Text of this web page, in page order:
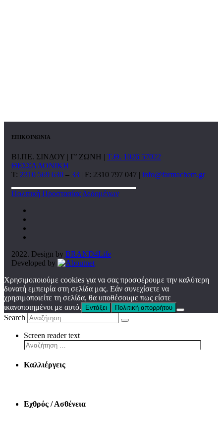
ΕΠΙΚΟΙΝΩΝΙΑ
ΒΙ.ΠΕ. ΣΙΝΔΟΥ | Γ’ ΖΩΝΗ | Τ.Θ. 1026 57022
ΘΕΣΣΑΛΟΝΙΚΗ
T: 2310 569 630 – 33 | F: 2310 797 047 | info@farmachem.gr
Πολιτική Προστασίας Δεδομένων
2022. Design by BRAND4Life
Developed by
Χρησιμοποιούμε cookies για να σας προσφέρουμε την καλύτερη
δυνατή εμπειρία στη σελίδα μας. Εάν συνεχίσετε να
χρησιμοποιείτε τη σελίδα, θα υποθέσουμε πως είστε
ικανοποιημένοι με αυτό.
Εντάξει Πολιτική απορρήτου
Search
Screen reader text
Καλλιέργεις
Εχθρός / Ασθένεια